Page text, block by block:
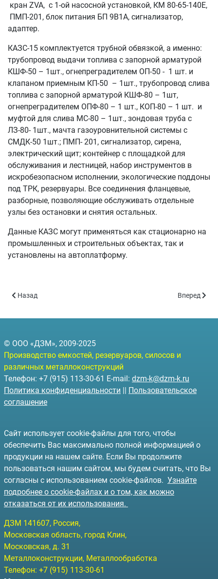
кран ZVA, с 1-ой насосной установкой, КМ 80-65-140Е,
ПМП-201, блок питания БП 9В1А, сигнализатор,
адаптер.
КАЗС-15 комплектуется трубной обвязкой, а именно:
трубопровод выдачи топлива с запорной арматурой
КШФ-50 – 1шт., огнепреградителем ОП-50 - 1 шт. и
клапаном приемным КП-50 – 1шт., трубопровод слива
топлива с запорной арматурой КШФ-80 – 1шт,
огнепреградителем ОПФ-80 – 1 шт., КОП-80 – 1 шт. и
муфтой для слива МС-80 – 1шт., зондовая труба с
ЛЗ-80- 1шт., мачта газоуровнительной системы с
СМДК-50 1шт.; ПМП- 201, сигнализатор, сирена,
электрический щит; контейнер с площадкой для
обслуживания и лестницей, набор инструментов в
искробезопасном исполнении, экологические поддоны
под ТРК, резервуары. Все соединения фланцевые,
разборные, позволяющие обслуживать отдельные
узлы без остановки и снятия остальных.
Данные КАЗС могут применяться как стационарно на
промышленных и строительных объектах, так и
установлены на автоплатформу.
Предыдущий: Контейнерная АЗС -50 (КАЗС-50 объём 50 куб.м)
Назад Следующий:
Вперед
© ООО «ДЗМ», 2009-2025
Производство емкостей, резервуаров, силосов и
различных металлоконструкций
Телефон: +7 (915) 113-30-61 E-mail: dzm-k@dzm-k.ru
Политика конфиденциальности
Пользовательское
соглашение
Сайт использует cookie-файлы для того, чтобы
обеспечить Вас максимально полной информацией о
продукции на нашем сайте. Если Вы продолжите
пользоваться нашим сайтом, мы будем считать, что Вы
согласны с использованием cookie-файлов. Узнайте
подробнее о cookie-файлах и о том, как можно
отказаться от их использования.
ДЗМ 141607, Россия,
Московская область, город Клин,
Московская, д. 31
Металлоконструкции, Металлообработка
Телефон: +7 (915) 113-30-61